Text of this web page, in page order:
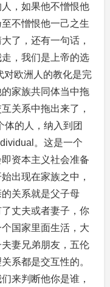
，如果他不憎恨他
不憎恨他一己之生
了，还有一句话，
，我们是上帝的选
对欧洲人的教化是完
家族共同体当中拖
关系中拖出来了，
的人，纳入到团
。这是一个
资本主义社会准备
出现在家族之中，
关系就是父子母
丈夫或者妻子，你
国家里面生活，大
妻兄弟朋友，五伦
系都是交互性的。
来判断他你是谁，